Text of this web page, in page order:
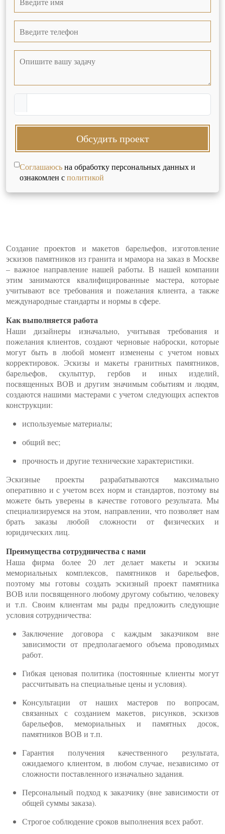
Обсудить проект
Соглашаюсьна обработку персональных данных и
ознакомлен сполитикой
Создание проектов и макетов барельефов, изготовление
эскизов памятников из гранита и мрамора на заказ в Москве
– важное направление нашей работы. В нашей компании
этим занимаются квалифицированные мастера, которые
учитывают все требования и пожелания клиента, а также
международные стандарты и нормы в сфере.
Как выполняется работа
Наши дизайнеры изначально, учитывая требования и
пожелания клиентов, создают черновые наброски, которые
могут быть в любой момент изменены с учетом новых
корректировок. Эскизы и макеты гранитных памятников,
барельефов, скульптур, гербов и иных изделий,
посвященных ВОВ и другим значимым событиям и людям,
создаются нашими мастерами с учетом следующих аспектов
конструкции:
используемые материалы;
общий вес;
прочность и другие технические характеристики.
Эскизные проекты разрабатываются максимально
оперативно и с учетом всех норм и стандартов, поэтому вы
можете быть уверены в качестве готового результата. Мы
специализируемся на этом, направлении, что позволяет нам
брать заказы любой сложности от физических и
юридических лиц.
Преимущества сотрудничества с нами
Наша фирма более 20 лет делает макеты и эскизы
мемориальных комплексов, памятников и барельефов,
поэтому мы готовы создать эскизный проект памятника
ВОВ или посвященного любому другому событию, человеку
и т.п. Своим клиентам мы рады предложить следующие
условия сотрудничества:
Заключение договора с каждым заказчиком вне
зависимости от предполагаемого объема проводимых
работ.
Гибкая ценовая политика (постоянные клиенты могут
рассчитывать на специальные цены и условия).
Консультации от наших мастеров по вопросам,
связанных с созданием макетов, рисунков, эскизов
барельефов, мемориальных и памятных досок,
памятников ВОВ и т.п.
Гарантия получения качественного результата,
ожидаемого клиентом, в любом случае, независимо от
сложности поставленного изначально задания.
Персональный подход к заказчику (вне зависимости от
общей суммы заказа).
Строгое соблюдение сроков выполнения всех работ.